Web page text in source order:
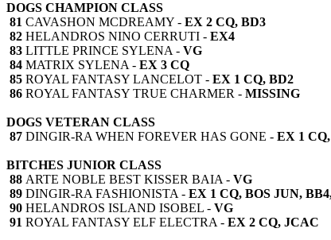
DOGS CHAMPION CLASS
81 CAVASHON MCDREAMY - EX 2 CQ, BD3
82 HELANDROS NINO CERRUTI - EX4
83 LITTLE PRINCE SYLENA - VG
84 MATRIX SYLENA - EX 3 CQ
85 ROYAL FANTASY LANCELOT - EX 1 CQ, BD2
86 ROYAL FANTASY TRUE CHARMER - MISSING
DOGS VETERAN CLASS
87 DINGIR-RA WHEN FOREVER HAS GONE - EX 1
BITCHES JUNIOR CLASS
88 ARTE NOBLE BEST KISSER BAIA - VG
89 DINGIR-RA FASHIONISTA - EX 1 CQ, BOS JUN,
90 HELANDROS ISLAND ISOBEL - VG
91 ROYAL FANTASY ELF ELECTRA - EX 2 CQ, JCAC